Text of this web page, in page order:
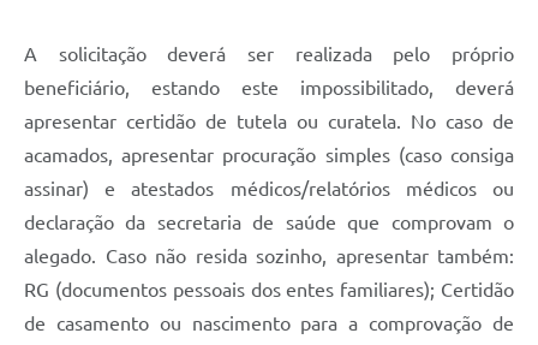
A solicitação deverá ser realizada pelo próprio
beneficiário, estando este impossibilitado, deverá
apresentar certidão de tutela ou curatela. No caso de
acamados, apresentar procuração simples (caso consiga
assinar) e atestados médicos/relatórios médicos ou
declaração da secretaria de saúde que comprovam o
alegado. Caso não resida sozinho, apresentar também:
RG (documentos pessoais dos entes familiares); Certidão
de casamento ou nascimento para a comprovação de